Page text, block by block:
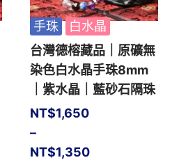
手珠
白水晶
台灣德榕藏品｜原礦無
染色白水晶手珠8mm
｜紫水晶｜藍砂石隔珠
NT$1,350
–
NT$1,650